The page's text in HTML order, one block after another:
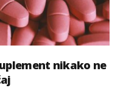
nikako ne